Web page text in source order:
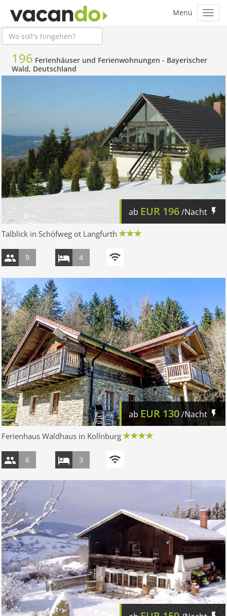
196 Ferienhäuser und Ferienwohnungen - Bayerischer
Wald, Deutschland
ab EUR 196/Nacht
Talblick in Schöfweg ot Langfurth
9 4
abEUR130/Nacht
Ferienhaus Waldhaus in Kollnburg
6 3